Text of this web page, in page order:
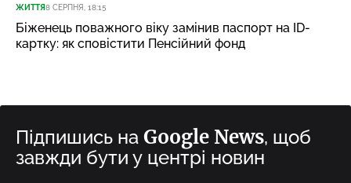
ЖИТТЯ8 СЕРПНЯ, 18:15
Біженець поважного віку замінив паспорт на ID-
картку: як сповістити Пенсійний фонд
Підпишись на Google News, щоб
завжди бути у центрі новин